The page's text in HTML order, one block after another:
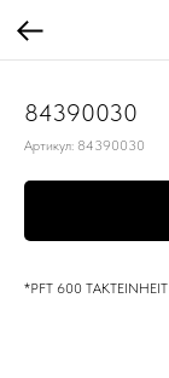
84390030
Артикул: 84390030
*PFT 600 TAKTEINHEIT